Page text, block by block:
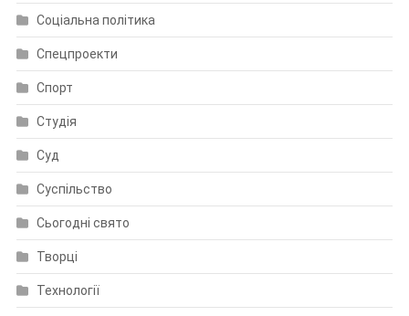
Соціальна політика
Спецпроекти
Спорт
Студія
Суд
Суспільство
Сьогодні свято
Творці
Технології